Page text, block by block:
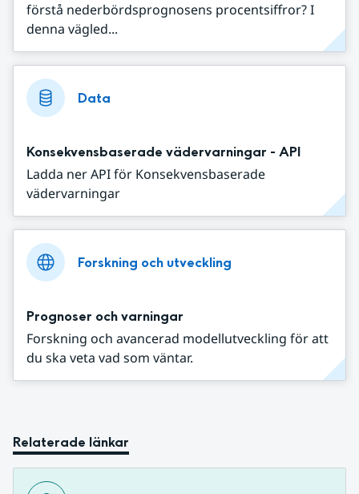
förstå nederbördsprognosens procentsiffror? I
denna vägled...
Data
Konsekvensbaserade vädervarningar - API
Ladda ner API för Konsekvensbaserade
vädervarningar
Forskning och utveckling
Prognoser och varningar
Forskning och avancerad modellutveckling för att
du ska veta vad som väntar.
Relaterade länkar